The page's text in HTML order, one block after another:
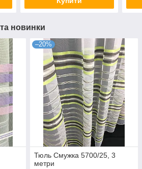
та новинки
–20%
Тюль Смужка 5700/25, 3
метри